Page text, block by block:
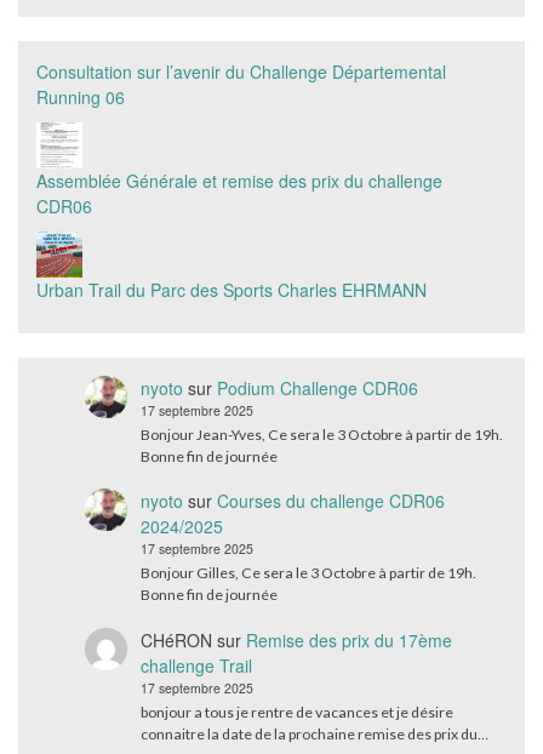
Consultation sur l’avenir du Challenge Départemental
Running 06
Assemblée Générale et remise des prix du challenge
CDR06
Urban Trail du Parc des Sports Charles EHRMANN
nyoto sur Podium Challenge CDR06
17 septembre 2025
Bonjour Jean-Yves, Ce sera le 3 Octobre à partir de 19h.
Bonne fin de journée
nyoto sur Courses du challenge CDR06
2024/2025
17 septembre 2025
Bonjour Gilles, Ce sera le 3 Octobre à partir de 19h.
Bonne fin de journée
CHéRON sur Remise des prix du 17ème
challenge Trail
17 septembre 2025
bonjour a tous je rentre de vacances et je désire
connaitre la date de la prochaine remise des prix du…